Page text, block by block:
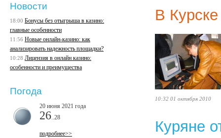
В Курске
10:32 01 октября 2010
Куряне
Новости
18:00 Бонусы без отыгрыша в казино:
главные особенности
11:56 Новые онлайн-казино: как
анализировать надежность площадки?
10:28 Лицензия в онлайн казино:
особенности и преимущества
Погода
20 июня 2021 года
26 ..28
подробнее>>